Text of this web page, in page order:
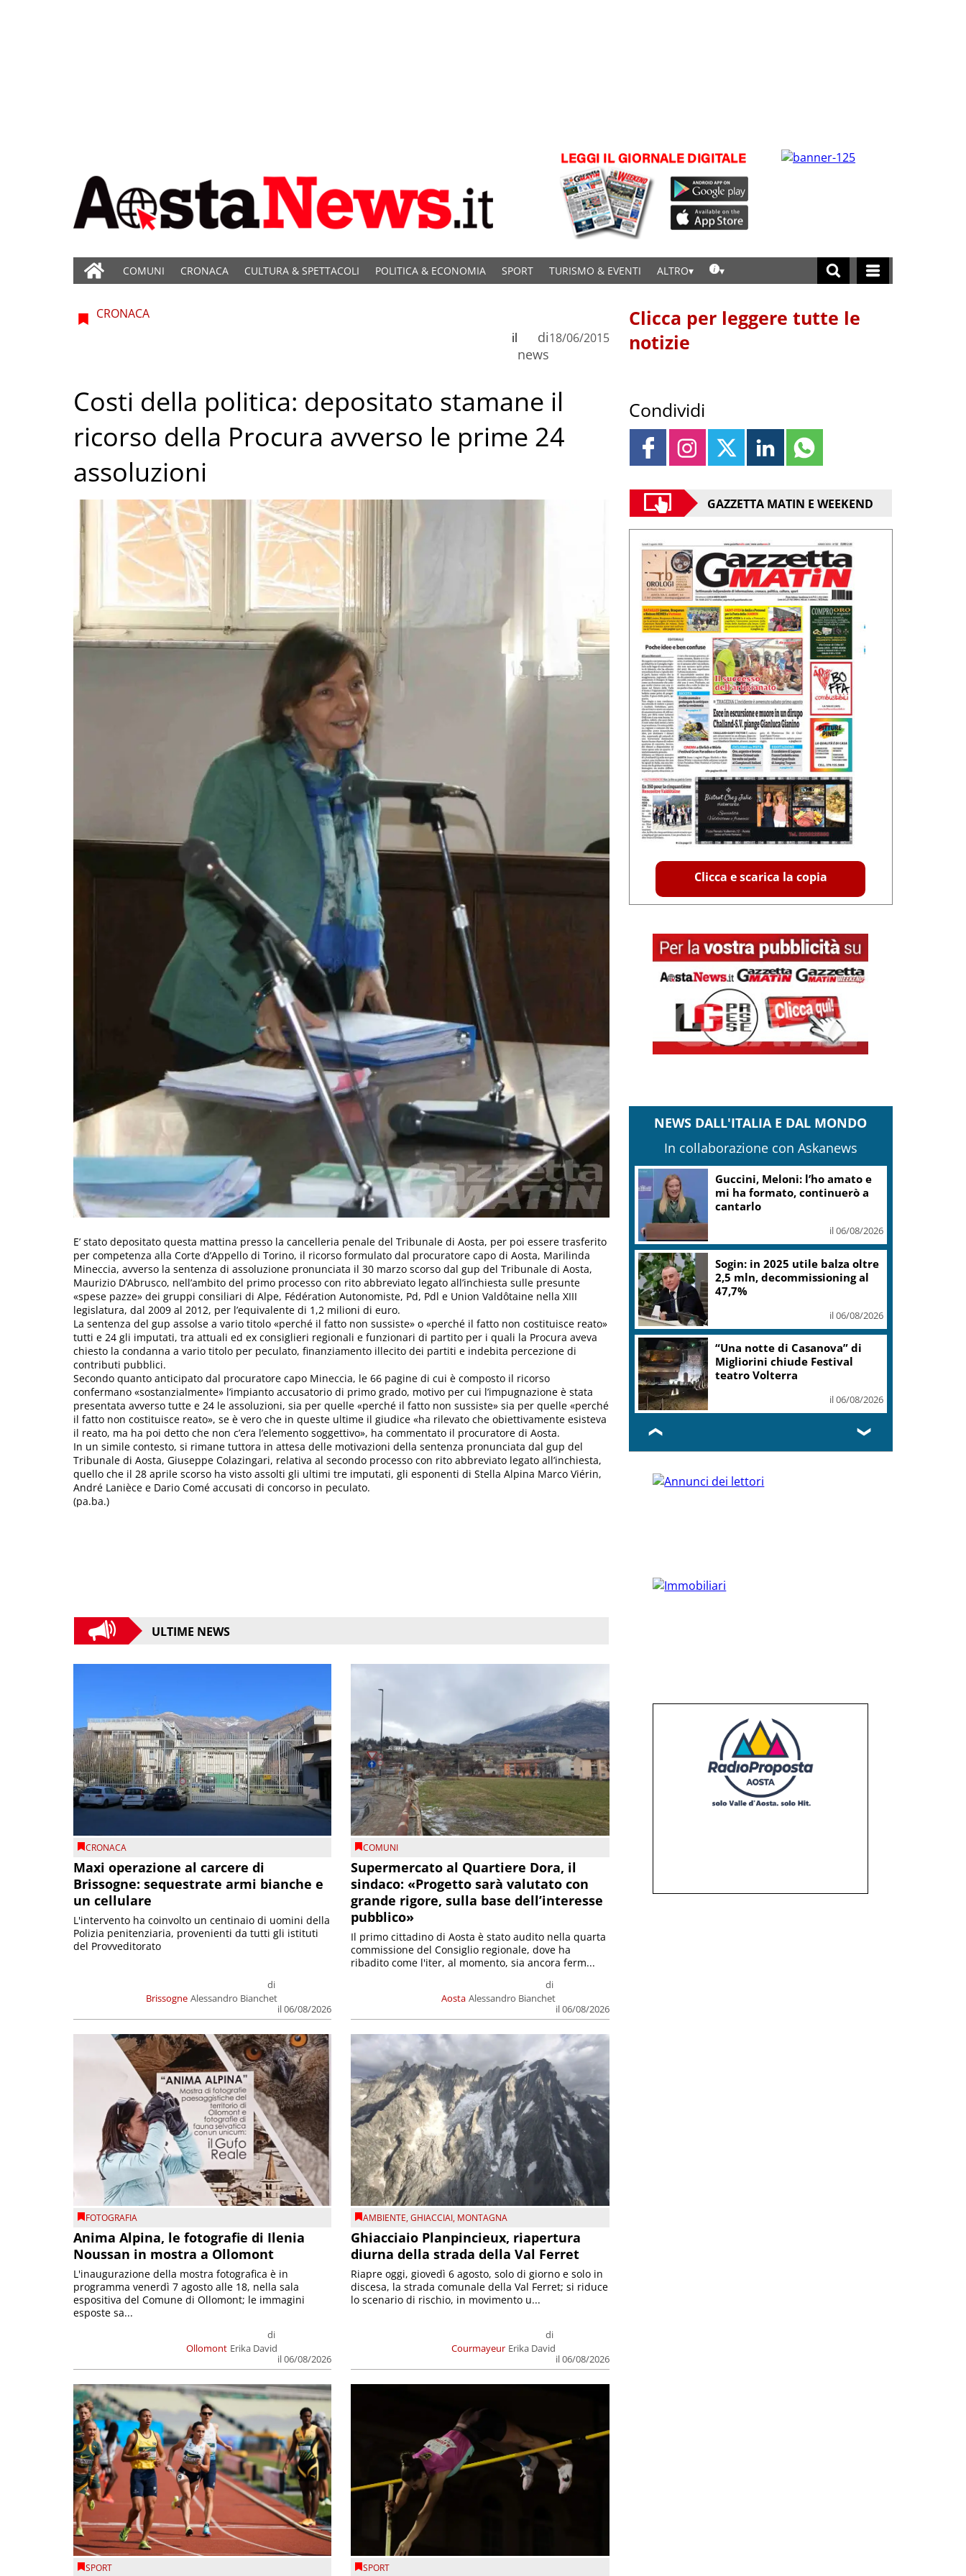
COMUNI CRONACA CULTURA & SPETTACOLI POLITICA & ECONOMIA SPORT TURISMO & EVENTI ALTRO
CRONACA
di
news
il 18/06/2015
Costi della politica: depositato stamane il
ricorso della Procura avverso le prime 24
assoluzioni
E’ stato depositato questa mattina presso la cancelleria penale del Tribunale di Aosta, per poi essere trasferito
per competenza alla Corte d’Appello di Torino, il ricorso formulato dal procuratore capo di Aosta, Marilinda
Mineccia, avverso la sentenza di assoluzione pronunciata il 30 marzo scorso dal gup del Tribunale di Aosta,
Maurizio D’Abrusco, nell’ambito del primo processo con rito abbreviato legato all’inchiesta sulle presunte
«spese pazze» dei gruppi consiliari di Alpe, Fédération Autonomiste, Pd, Pdl e Union Valdôtaine nella XIII
legislatura, dal 2009 al 2012, per l’equivalente di 1,2 milioni di euro.
La sentenza del gup assolse a vario titolo «perché il fatto non sussiste» o «perché il fatto non costituisce reato»
tutti e 24 gli imputati, tra attuali ed ex consiglieri regionali e funzionari di partito per i quali la Procura aveva
chiesto la condanna a vario titolo per peculato, finanziamento illecito dei partiti e indebita percezione di
contributi pubblici.
Secondo quanto anticipato dal procuratore capo Mineccia, le 66 pagine di cui è composto il ricorso
confermano «sostanzialmente» l’impianto accusatorio di primo grado, motivo per cui l’impugnazione è stata
presentata avverso tutte e 24 le assoluzioni, sia per quelle «perché il fatto non sussiste» sia per quelle «perché
il fatto non costituisce reato», se è vero che in queste ultime il giudice «ha rilevato che obiettivamente esisteva
il reato, ma ha poi detto che non c’era l’elemento soggettivo», ha commentato il procuratore di Aosta.
In un simile contesto, si rimane tuttora in attesa delle motivazioni della sentenza pronunciata dal gup del
Tribunale di Aosta, Giuseppe Colazingari, relativa al secondo processo con rito abbreviato legato all’inchiesta,
quello che il 28 aprile scorso ha visto assolti gli ultimi tre imputati, gli esponenti di Stella Alpina Marco Viérin,
André Lanièce e Dario Comé accusati di concorso in peculato.
(pa.ba.)
ULTIME NEWS
CRONACA
Maxi operazione al carcere di
Brissogne: sequestrate armi bianche e
un cellulare
Brissogne
di
Alessandro Bianchet
il 06/08/2026
L'intervento ha coinvolto un centinaio di uomini della
Polizia penitenziaria, provenienti da tutti gli istituti
del Provveditorato
COMUNI
Supermercato al Quartiere Dora, il
sindaco: «Progetto sarà valutato con
grande rigore, sulla base dell’interesse
pubblico»
Aosta
di
Alessandro Bianchet
il 06/08/2026
Il primo cittadino di Aosta è stato audito nella quarta
commissione del Consiglio regionale, dove ha
ribadito come l'iter, al momento, sia ancora ferm...
FOTOGRAFIA
Anima Alpina, le fotografie di Ilenia
Noussan in mostra a Ollomont
Ollomont
di
Erika David
il 06/08/2026
L'inaugurazione della mostra fotografica è in
programma venerdì 7 agosto alle 18, nella sala
espositiva del Comune di Ollomont; le immagini
esposte sa...
AMBIENTE,GHIACCIAI, MONTAGNA
Ghiacciaio Planpincieux, riapertura
diurna della strada della Val Ferret
Courmayeur
di
Erika David
il 06/08/2026
Riapre oggi, giovedì 6 agosto, solo di giorno e solo in
discesa, la strada comunale della Val Ferret; si riduce
lo scenario di rischio, in movimento u...
SPORT SPORT
Clicca per leggere tutte le
notizie
Condividi
GAZZETTA MATIN E WEEKEND
Clicca e scarica la copia
NEWS DALL'ITALIA E DAL MONDO
In collaborazione con Askanews
Guccini, Meloni: l’ho amato e
mi ha formato, continuerò a
cantarlo
il 06/08/2026
Sogin: in 2025 utile balza oltre
2,5 mln, decommissioning al
47,7%
il 06/08/2026
“Una notte di Casanova” di
Migliorini chiude Festival
teatro Volterra
il 06/08/2026
❮ ❯